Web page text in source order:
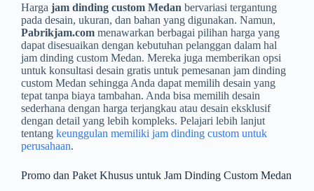
Harga jam dinding custom Medan bervariasi tergantung
pada desain, ukuran, dan bahan yang digunakan. Namun,
Pabrikjam.com menawarkan berbagai pilihan harga yang
dapat disesuaikan dengan kebutuhan pelanggan dalam hal
jam dinding custom Medan. Mereka juga memberikan opsi
untuk konsultasi desain gratis untuk pemesanan jam dinding
custom Medan sehingga Anda dapat memilih desain yang
tepat tanpa biaya tambahan. Anda bisa memilih desain
sederhana dengan harga terjangkau atau desain eksklusif
dengan detail yang lebih kompleks. Pelajari lebih lanjut
tentang keunggulan memiliki jam dinding custom untuk
perusahaan.
Promo dan Paket Khusus untuk Jam Dinding Custom Medan